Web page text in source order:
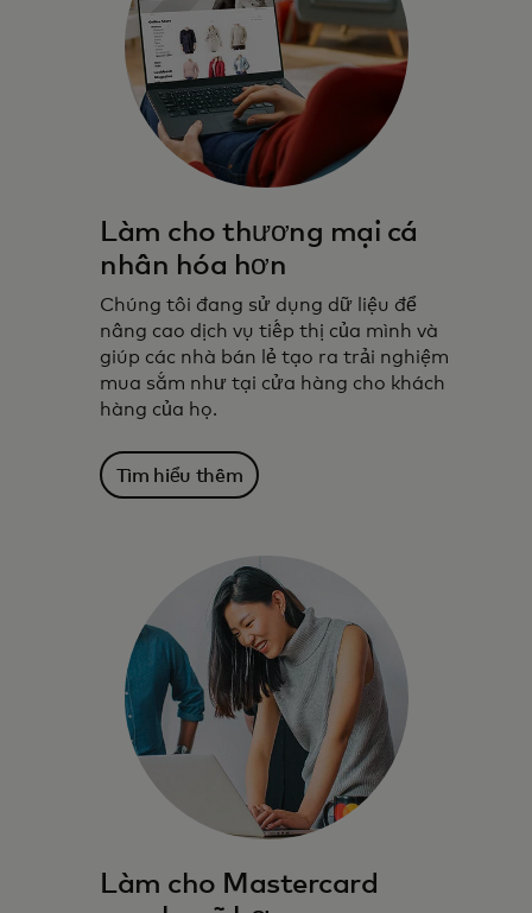
Làm cho thương mại cá
nhân hóa hơn
Chúng tôi đang sử dụng dữ liệu để
nâng cao dịch vụ tiếp thị của mình và
giúp các nhà bán lẻ tạo ra trải nghiệm
mua sắm như tại cửa hàng cho khách
hàng của họ.
Tìm hiểu thêm
Làm cho Mastercard